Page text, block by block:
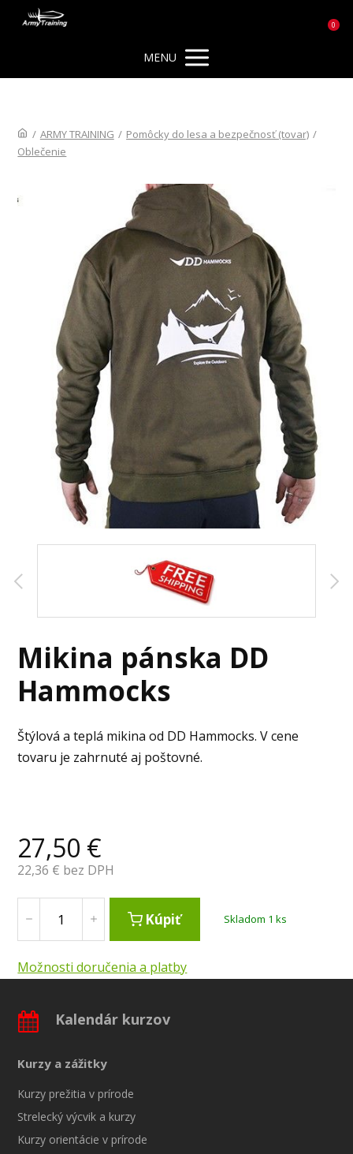
0
MENU
/ ARMY TRAINING / Pomôcky do lesa a bezpečnosť (tovar) /
Oblečenie
Mikina pánska DD
Hammocks
Štýlová a teplá mikina od DD Hammocks. V cene
tovaru je zahrnuté aj poštovné.
27,50 €
22,36 € bez DPH
Kúpiť Skladom 1 ks
Možnosti doručenia a platby
Kalendár kurzov
Kurzy a zážitky
Kurzy prežitia v prírode
Strelecký výcvik a kurzy
Kurzy orientácie v prírode